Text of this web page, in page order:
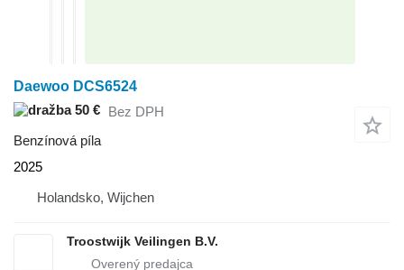
Daewoo DCS6524
50 € Bez DPH
Benzínová píla
2025
Holandsko, Wijchen
Troostwijk Veilingen B.V.